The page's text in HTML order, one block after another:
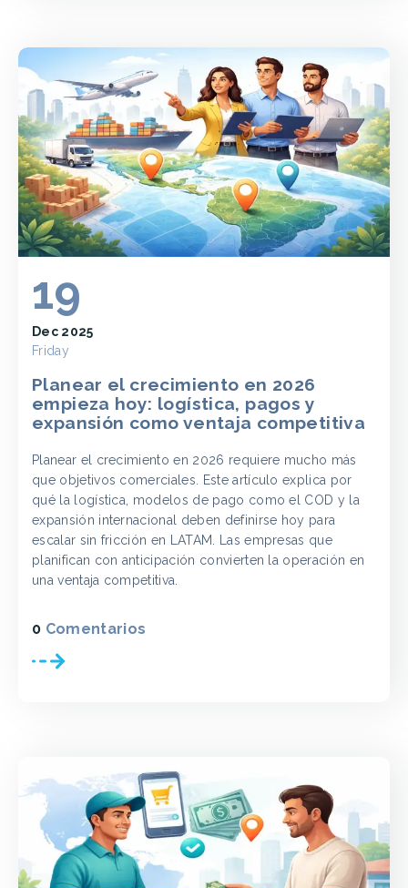
19
Dec 2025
Friday
Planear el crecimiento en 2026
empieza hoy: logística, pagos y
expansión como ventaja competitiva
Planear el crecimiento en 2026 requiere mucho más
que objetivos comerciales. Este artículo explica por
qué la logística, modelos de pago como el COD y la
expansión internacional deben definirse hoy para
escalar sin fricción en LATAM. Las empresas que
planifican con anticipación convierten la operación en
una ventaja competitiva.
0 Comentarios